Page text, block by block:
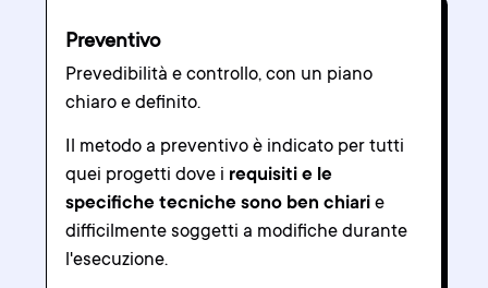
Preventivo
Prevedibilità e controllo, con un piano
chiaro e definito.
Il metodo a preventivo è indicato per tutti
quei progetti dove i requisiti e le
specifiche tecniche sono ben chiari e
difficilmente soggetti a modifiche durante
l'esecuzione.